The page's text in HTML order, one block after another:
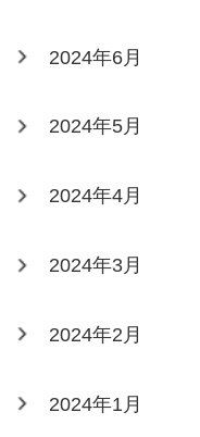
2024年6月
2024年5月
2024年4月
2024年3月
2024年2月
2024年1月